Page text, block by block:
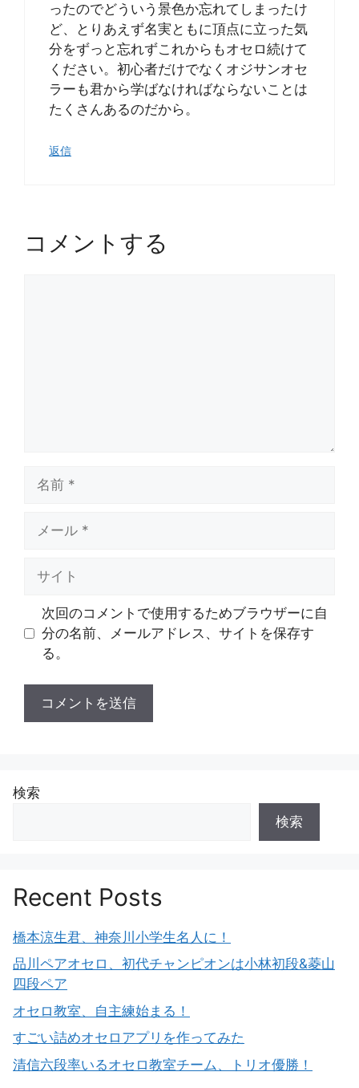
ったのでどういう景色か忘れてしまったけ
ど、とりあえず名実ともに頂点に立った気
分をずっと忘れずこれからもオセロ続けて
ください。初心者だけでなくオジサンオセ
ラーも君から学ばなければならないことは
たくさんあるのだから。
返信
コメントする
次回のコメントで使用するためブラウザーに自
分の名前、メールアドレス、サイトを保存す
る。
検索
検索
Recent Posts
橋本涼生君、神奈川小学生名人に！
品川ペアオセロ、初代チャンピオンは小林初段&菱山
四段ペア
オセロ教室、自主練始まる！
すごい詰めオセロアプリを作ってみた
清信六段率いるオセロ教室チーム、トリオ優勝！